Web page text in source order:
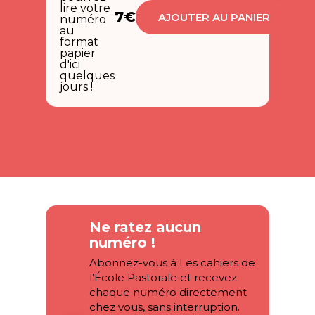
lire votre
numéro
au
format
papier
d'ici
quelques
jours !
7€ AJOUTER AU PANIER
Ne ratez aucun
numéro !
Abonnez-vous à Les cahiers de
l’École Pastorale et recevez
chaque numéro directement
chez vous, sans interruption.